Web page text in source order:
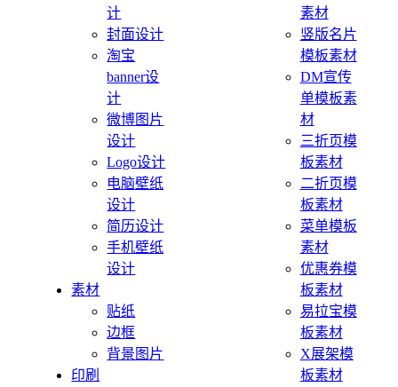
计
封面设计
淘宝
banner设
计
微博图片
设计
Logo设计
电脑壁纸
设计
简历设计
手机壁纸
设计
素材
贴纸
边框
背景图片
印刷
素材
竖版名片
模板素材
DM宣传
单模板素
材
三折页模
板素材
二折页模
板素材
菜单模板
素材
优惠券模
板素材
易拉宝模
板素材
X展架模
板素材